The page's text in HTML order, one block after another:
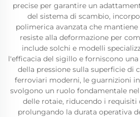
precise per garantire un
del sistema di scambio,
polimerica avanzata che
resiste alla deformazione per
include solchi e modelli
l'efficacia del sigillo e forniscono
della pressione sulla superficie di
ferroviari moderni, le guarnizioni
svolgono un ruolo fondamentale
delle rotaie, riducendo i requisiti
prolungando la durata operativa